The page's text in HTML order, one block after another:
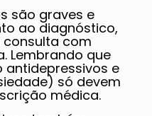
são graves e
ao diagnóstico,
com
Lembrando que
e
só devem
médica.